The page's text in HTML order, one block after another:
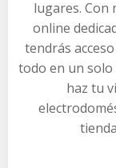
lugares. Con
online
tendrás
todo en un solo
haz tu